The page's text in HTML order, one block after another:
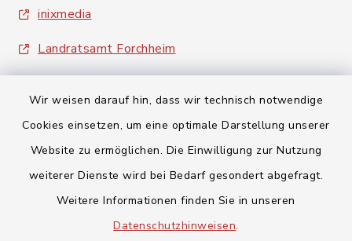
Wir weisen darauf hin, dass wir technisch notwendige
Cookies einsetzen, um eine optimale Darstellung unserer
Website zu ermöglichen. Die Einwilligung zur Nutzung
weiterer Dienste wird bei Bedarf gesondert abgefragt.
Weitere Informationen finden Sie in unseren
Datenschutzhinweisen.
inixmedia
Landratsamt Forchheim
Barrierefreiheit